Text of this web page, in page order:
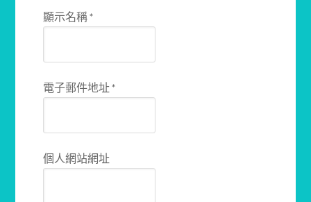
顯示名稱*
電子郵件地址*
個人網站網址